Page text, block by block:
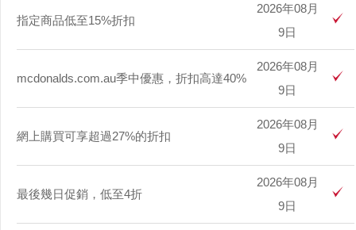
指定商品低至15%折扣
2026年08月
9日
mcdonalds.com.au季中優惠，折扣高達40%
2026年08月
9日
網上購買可享超過27%的折扣
2026年08月
9日
最後幾日促銷，低至4折
2026年08月
9日